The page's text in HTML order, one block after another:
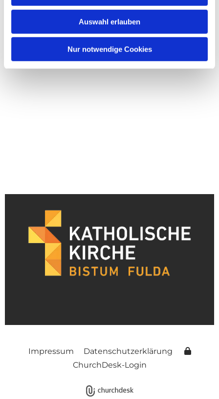
Auswahl erlauben
Nur notwendige Cookies
Impressum
Datenschutzerklärung
ChurchDesk-Login